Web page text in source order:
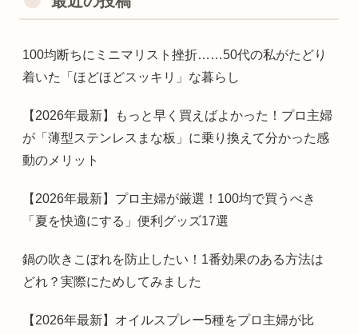
100均断ちにミニマリスト挫折……50代の私がたどり
着いた「ほどほどスッキリ」な暮らし
【2026年最新】もっと早く買えばよかった！プロ主婦
が「薄型ステンレスまな板」に乗り換えて分かった感
動のメリット
【2026年最新】プロ主婦が厳選！100均で買うべき
「夏を快適にする」便利グッズ17選
鍋の吹きこぼれを防止したい！1番効果のある方法は
どれ？実際にためしてみました
【2026年最新】オイルスプレー5種をプロ主婦が比